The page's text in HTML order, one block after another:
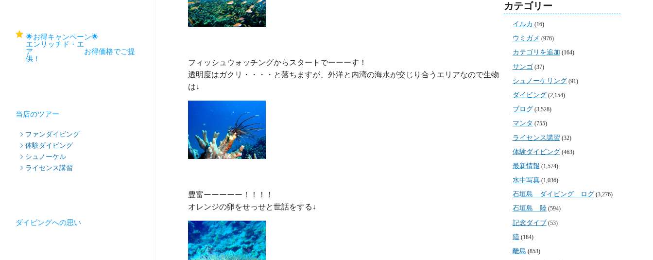
🌟お得キャンペーン🌟
エンリッチド・エ
ア お得価格でご提
供！
当店のツアー
ファンダイビング
体験ダイビング
シュノーケル
ライセンス講習
ダイビングへの思い
フィッシュウォッチングからスタートでーーーす！
透明度はガクリ・・・・と落ちますが、外洋と内湾の海水が交じり合うエリアなので生物
豊富ーーーーー！！！！
カテゴリー
イルカ (16)
ウミガメ (976)
カテゴリを追加 (164)
サンゴ(37)
シュノーケリング(91)
ダイビング (2,154)
ブログ (3,528)
マンタ (755)
ライセンス講習 (32)
体験ダイビング(463)
最新情報 (1,574)
水中写真(1,036)
石垣島 ダイビング ログ (3,276)
石垣島 陸(594)
記念ダイブ (53)
陸(184)
離島 (853)